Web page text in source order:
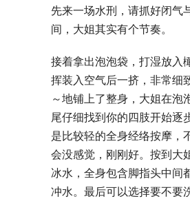
先来一场水刑，请抓好闭气
间，大姐其实有个节奏。
接着拿出泡泡袋，打湿放入
挥装入空气后一挤，非常细
～地铺上了整身，大姐在泡
尾仔细找到你的四肢开始逐
是比较轻的全身经络按摩，
会没感觉，刚刚好。按到大
冰水，全身包含脚指头中间
冲水。最后可以选择要不要